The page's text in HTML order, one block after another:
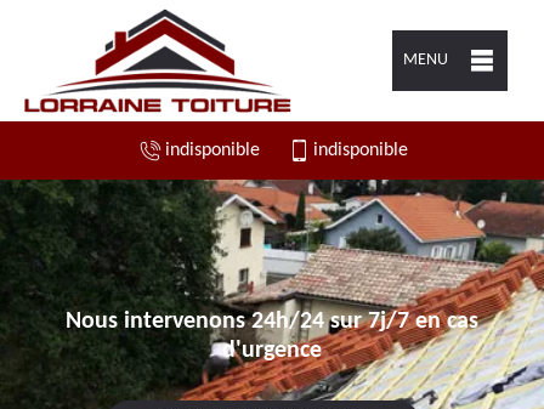
MENU
indisponible indisponible
Nous intervenons 24h/24 sur 7j/7 en cas
d'urgence